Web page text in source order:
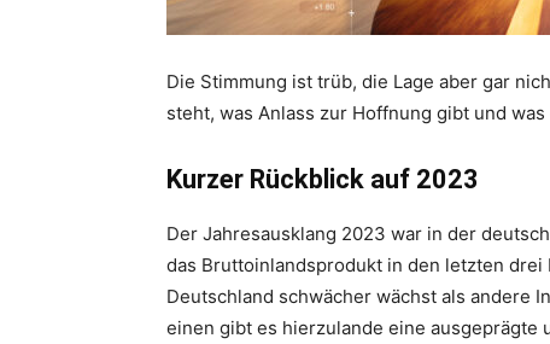
Die Stimmung ist trüb, die Lage aber gar
steht, was Anlass zur Hoffnung gibt und
Kurzer Rückblick auf 2023
Der Jahresausklang 2023 war in der
das Bruttoinlandsprodukt in den letzten
Deutschland schwächer wächst als andere
einen gibt es hierzulande eine ausgeprägte